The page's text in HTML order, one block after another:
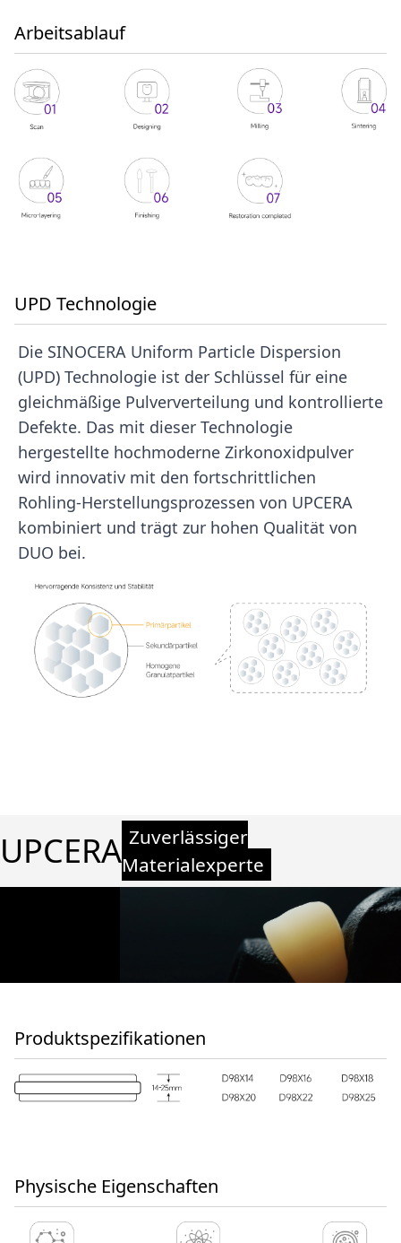
Arbeitsablauf
UPD Technologie
Die SINOCERA Uniform Particle Dispersion
(UPD) Technologie ist der Schlüssel für eine
gleichmäßige Pulververteilung und kontrollierte
Defekte. Das mit dieser Technologie
hergestellte hochmoderne Zirkonoxidpulver
wird innovativ mit den fortschrittlichen
Rohling-Herstellungsprozessen von UPCERA
kombiniert und trägt zur hohen Qualität von
DUO bei.
UPCERA Zuverlässiger
Materialexperte
Produktspezifikationen
Physische Eigenschaften